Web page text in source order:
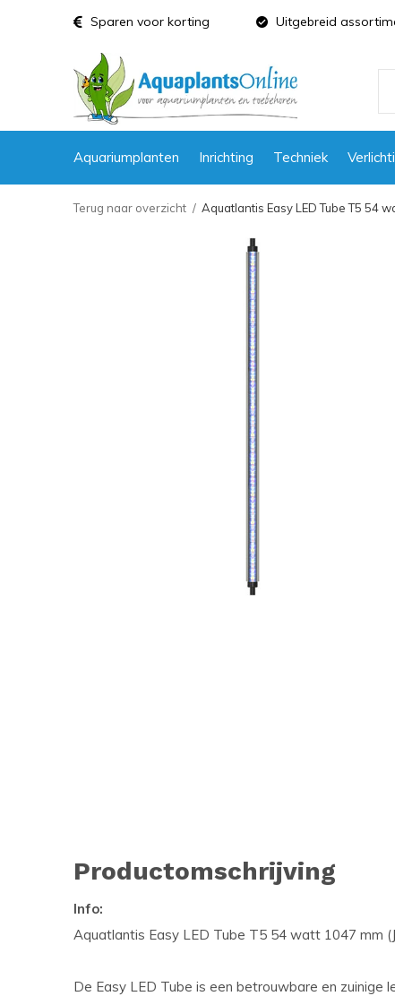
Aquariumplanten Inrichting Techniek
Sparen voor korting Uitgebreid
Terug naar overzicht Aquatlantis Easy LED Tube T5 54
Productomschrijving
Info:
Aquatlantis Easy LED Tube T5 54 watt 1047 mm
De Easy LED Tube is een betrouwbare en zuinige